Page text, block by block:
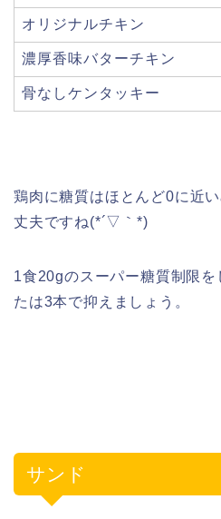
オリジナルチキン
濃厚香味バターチキン
骨なしケンタッキー
鶏肉に糖質はほとんど0に近
丈夫ですね(*´▽｀*)
1食20gのスーパー糖質制限を
たは3本で抑えましょう。
サンド